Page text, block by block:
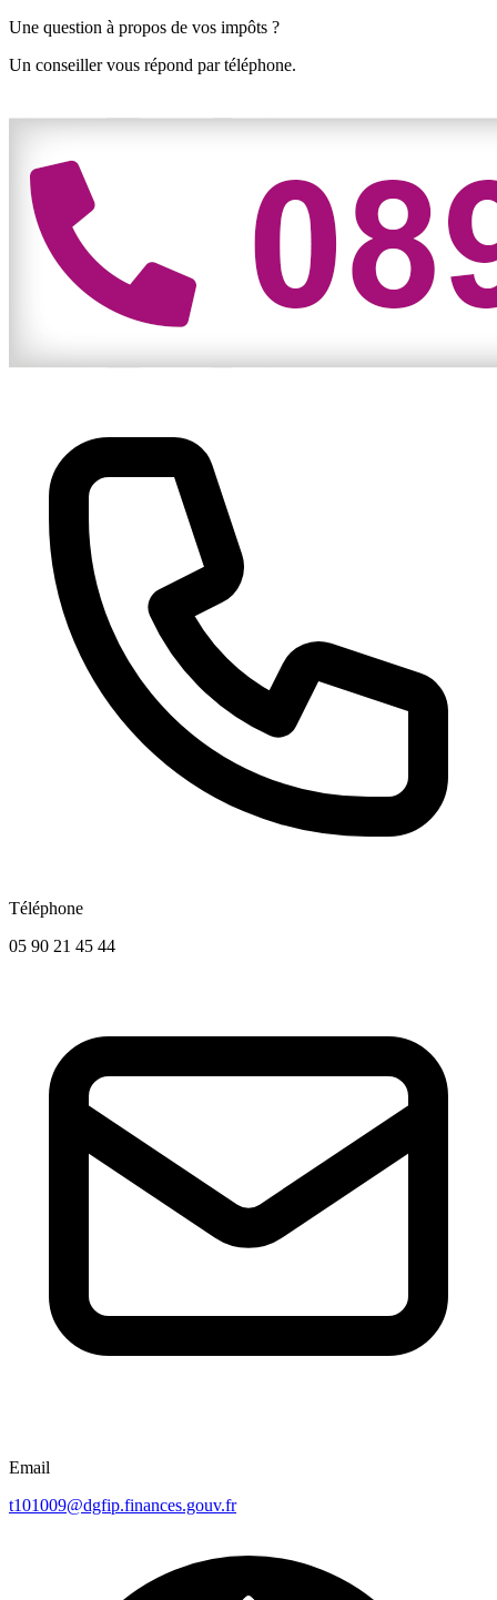
Une question à propos de vos impôts ?
Un conseiller vous répond par téléphone.
Téléphone
05 90 21 45 44
Email
t101009@dgfip.finances.gouv.fr